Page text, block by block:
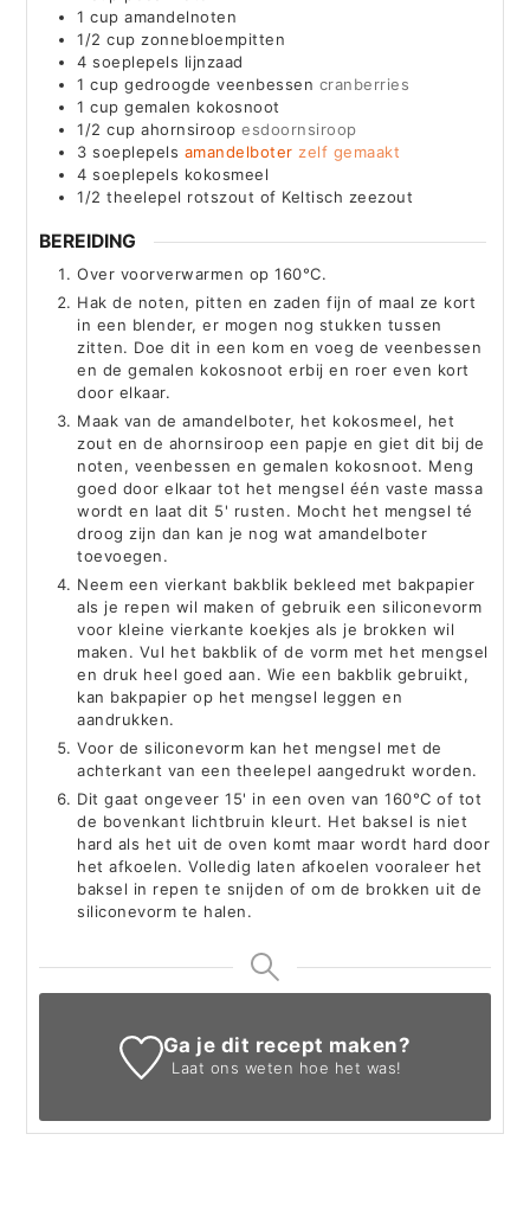
1 cup amandelnoten
1/2 cup zonnebloempitten
4 soeplepels lijnzaad
1 cup gedroogde veenbessen cranberries
1 cup gemalen kokosnoot
1/2 cup ahornsiroop esdoornsiroop
3 soeplepels amandelboter zelf gemaakt
4 soeplepels kokosmeel
1/2 theelepel rotszout of Keltisch zeezout
BEREIDING
Over voorverwarmen op 160°C.
Hak de noten, pitten en zaden fijn of maal ze kort
in een blender, er mogen nog stukken tussen
zitten. Doe dit in een kom en voeg de veenbessen
en de gemalen kokosnoot erbij en roer even kort
door elkaar.
Maak van de amandelboter, het kokosmeel, het
zout en de ahornsiroop een papje en giet dit bij de
noten, veenbessen en gemalen kokosnoot. Meng
goed door elkaar tot het mengsel één vaste massa
wordt en laat dit 5' rusten. Mocht het mengsel té
droog zijn dan kan je nog wat amandelboter
toevoegen.
Neem een vierkant bakblik bekleed met bakpapier
als je repen wil maken of gebruik een siliconevorm
voor kleine vierkante koekjes als je brokken wil
maken. Vul het bakblik of de vorm met het mengsel
en druk heel goed aan. Wie een bakblik gebruikt,
kan bakpapier op het mengsel leggen en
aandrukken.
Voor de siliconevorm kan het mengsel met de
achterkant van een theelepel aangedrukt worden.
Dit gaat ongeveer 15' in een oven van 160°C of tot
de bovenkant lichtbruin kleurt. Het baksel is niet
hard als het uit de oven komt maar wordt hard door
het afkoelen. Volledig laten afkoelen vooraleer het
baksel in repen te snijden of om de brokken uit de
siliconevorm te halen.
Ga je dit recept maken?
Laat ons weten hoe het was!